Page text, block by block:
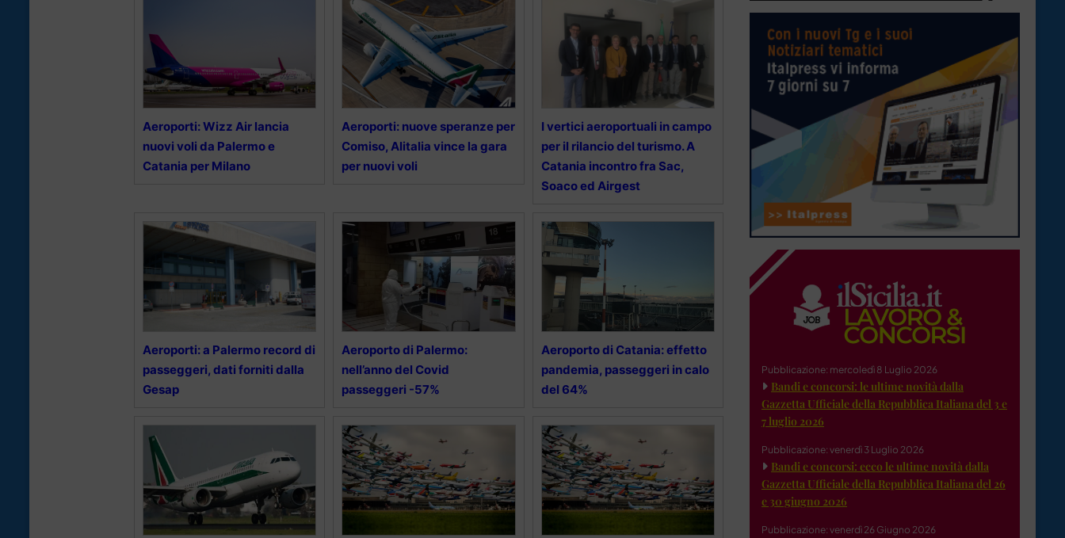
Aeroporti: Wizz Air lancia
nuovi voli da Palermo e
Catania per Milano
Aeroporti: nuove speranze per
Comiso, Alitalia vince la gara
per nuovi voli
I vertici aeroportuali in campo
per il rilancio del turismo. A
Catania incontro fra Sac,
Soaco ed Airgest
Aeroporti: a Palermo record di
passeggeri, dati forniti dalla
Gesap
Aeroporto di Palermo:
nell’anno del Covid
passeggeri -57%
Aeroporto di Catania: effetto
pandemia, passeggeri in calo
del 64%
Pubblicazione: mercoledì 8 Luglio 2026
Bandi e concorsi: le ultime novità dalla
Gazzetta Ufficiale della Repubblica Italiana del 3 e
7 luglio 2026
Pubblicazione: venerdì 3 Luglio 2026
Bandi e concorsi: ecco le ultime novità dalla
Gazzetta Ufficiale della Repubblica Italiana del 26
e 30 giugno 2026
Pubblicazione: venerdì 26 Giugno 2026